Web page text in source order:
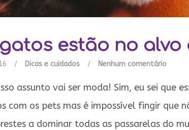
estão no alvo
/ Dicas e cuidados / Nenhum comentário
assunto vai ser moda! Sim, eu sei que
com os pets mas é impossível fingir que
a dominar todas as passarelas do